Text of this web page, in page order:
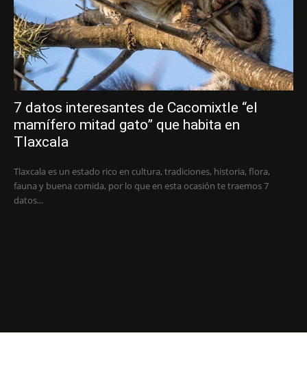
7 datos interesantes de Cacomixtle “el
mamífero mitad gato” que habita en
Tlaxcala
Tlaxcala es un estado rico en cultura, tradiciones, historia, flora,
fauna y buena comida, por lo que en esta ocasión te traemos 7
datos...